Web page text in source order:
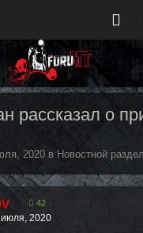
рассказал о
2020 в Новостной раздел
42
2020